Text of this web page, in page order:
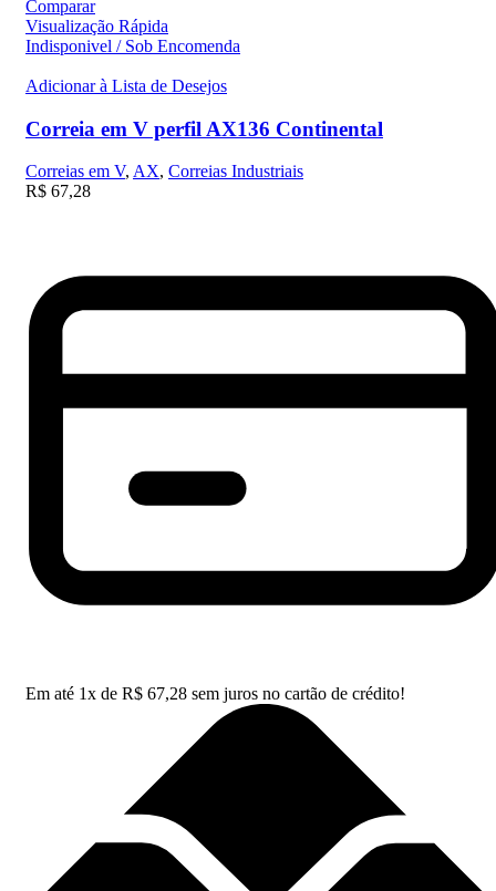
Comparar
Visualização Rápida
Indisponivel / Sob Encomenda
Adicionar à Lista de Desejos
Correia em V perfil AX136 Continental
Correias em V, AX, Correias Industriais
R$ 67,28
Em até 1x de R$ 67,28 sem juros no cartão de crédito!